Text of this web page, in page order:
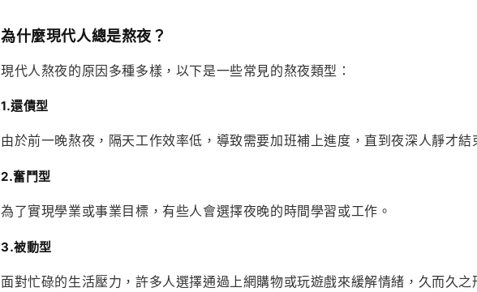
為什麼現代人總是熬夜？
現代人熬夜的原因多種多樣，以下是一些常見的熬夜類型：
1.還債型
由於前一晚熬夜，隔天工作效率低，導致需要加班補上進度，直到夜深人靜才結
2.奮鬥型
為了實現學業或事業目標，有些人會選擇夜晚的時間學習或工作。
3.被動型
面對忙碌的生活壓力，許多人選擇通過上網購物或玩遊戲來緩解情緒，久而久之